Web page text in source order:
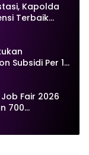
Kapolda
Terbaik
Subsidi Per 1
Fair 2026
700